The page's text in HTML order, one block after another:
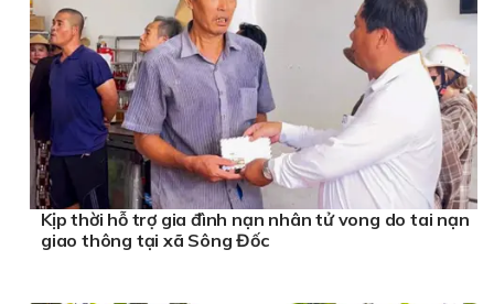
Kịp thời hỗ trợ gia đình nạn nhân tử vong do tai nạn
giao thông tại xã Sông Đốc